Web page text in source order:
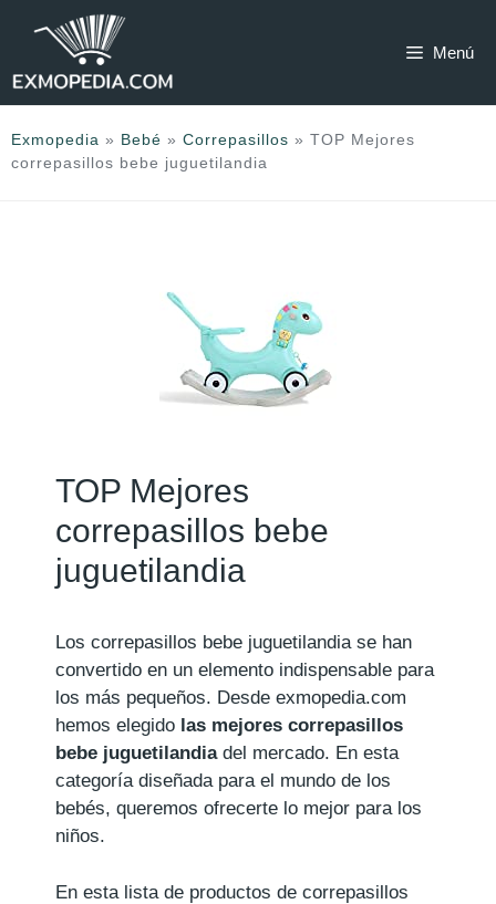
Menú
Exmopedia » Bebé » Correpasillos » TOP Mejores
correpasillos bebe juguetilandia
TOP Mejores
correpasillos bebe
juguetilandia
Los correpasillos bebe juguetilandia se han
convertido en un elemento indispensable para
los más pequeños. Desde exmopedia.com
hemos elegido las mejores correpasillos
bebe juguetilandiadel mercado. En esta
categoría diseñada para el mundo de los
bebés, queremos ofrecerte lo mejor para los
niños.
En esta lista de productos de correpasillos